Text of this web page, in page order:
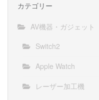
カテゴリー
AV機器・ガジェット
Switch2
Apple Watch
レーザー加工機